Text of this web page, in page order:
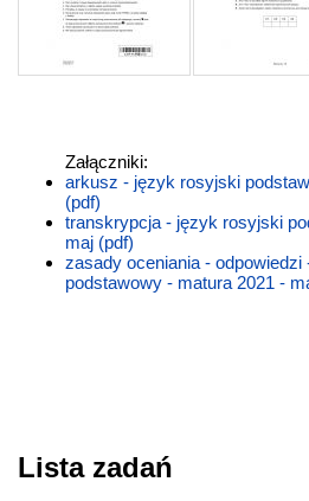
Załączniki:
arkusz - język rosyjski
(pdf)
transkrypcja - język rosyjski
maj (pdf)
zasady oceniania -
podstawowy - matura 2021 -
Lista zadań